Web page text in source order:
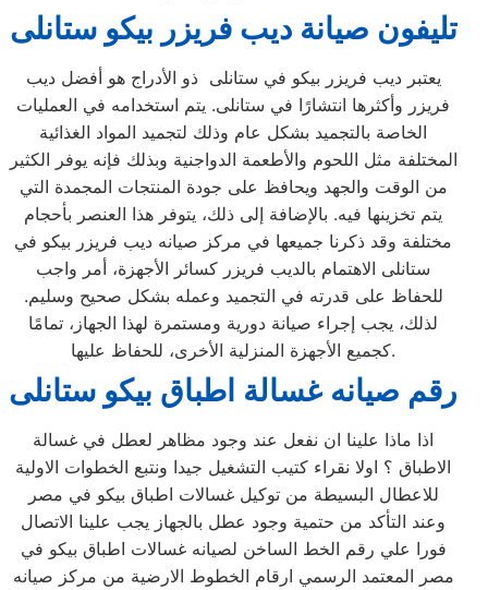
تليفون صيانة ديب فريزر بيكو ستانلى
يعتبر ديب فريزر بيكو في ستانلى ذو الأدراج هو أفضل ديب
فريزر وأكثرها انتشارًا في ستانلى. يتم استخدامه في العمليات
الخاصة بالتجميد بشكل عام وذلك لتجميد المواد الغذائية
المختلفة مثل اللحوم والأطعمة الدواجنية وبذلك فإنه يوفر الكثير
من الوقت والجهد ويحافظ على جودة المنتجات المجمدة التي
يتم تخزينها فيه. بالإضافة إلى ذلك، يتوفر هذا العنصر بأحجام
مختلفة وقد ذكرنا جميعها في مركز صيانه ديب فريزر بيكو في
ستانلى الاهتمام بالديب فريزر كسائر الأجهزة، أمر واجب
للحفاظ على قدرته في التجميد وعمله بشكل صحيح وسليم.
لذلك، يجب إجراء صيانة دورية ومستمرة لهذا الجهاز، تمامًا
كجميع الأجهزة المنزلية الأخرى، للحفاظ عليها.
رقم صيانه غسالة اطباق بيكو ستانلى
اذا ماذا علينا ان نفعل عند وجود مظاهر لعطل في غسالة
الاطباق ؟ اولا نقراء كتيب التشغيل جيدا ونتبع الخطوات الاولية
للاعطال البسيطة من توكيل غسالات اطباق بيكو في مصر
وعند التأكد من حتمية وجود عطل بالجهاز يجب علينا الاتصال
فورا علي رقم الخط الساخن لصيانه غسالات اطباق بيكو في
مصر المعتمد الرسمي ارقام الخطوط الارضية من مركز صيانه